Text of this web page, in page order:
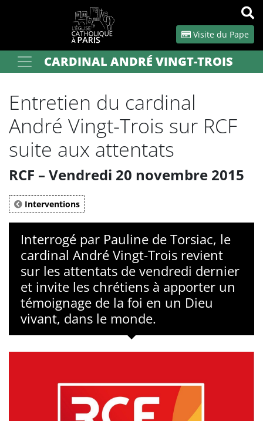
Visite du Pape
Votre recherche OK
CARDINAL ANDRÉ VINGT-TROIS
Entretien du cardinal
André Vingt-Trois sur RCF
suite aux attentats
RCF – Vendredi 20 novembre 2015
Interventions
Interrogé par Pauline de Torsiac, le
cardinal André Vingt-Trois revient
sur les attentats de vendredi dernier
et invite les chrétiens à apporter un
témoignage de la foi en un Dieu
vivant, dans le monde.
Panneau de gestion des cookies